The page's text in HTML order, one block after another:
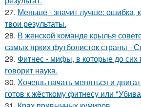
27. Меньше - значит лучше: ошибка,
твои результаты.
28. В женской команде крылья
самых ярких футболисток страны -
29. Фитнес - мифы, в которые до сих
говорит наука.
30. Хочешь начать меняться и
готов к жёсткому фитнесу или